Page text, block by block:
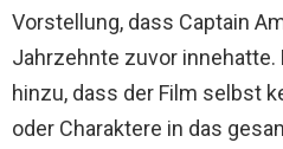
Vorstellung, dass Captain
Jahrzehnte zuvor
hinzu, dass der Film selbst
oder Charaktere in das